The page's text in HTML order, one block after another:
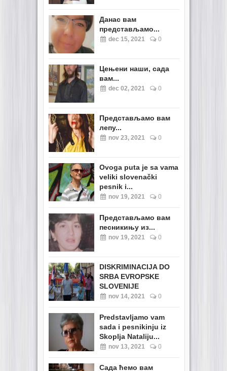
Данас вам
представљамо...
dec 15, 2021 0
Цењени наши, сада
вам...
dec 02, 2021 0
Представљамо вам
лепу...
nov 23, 2021 0
Ovoga puta je sa vama
veliki slovenački
pesnik i...
nov 19, 2021 0
Представљамо вам
песникињу из...
nov 19, 2021 0
DISKRIMINACIJA DO
SRBA EVROPSKE
SLOVENIJE
nov 14, 2021 0
Predstavljamo vam
sada i pesnikinju iz
Skoplja Nataliju...
nov 13, 2021 0
Сада ћемо вам